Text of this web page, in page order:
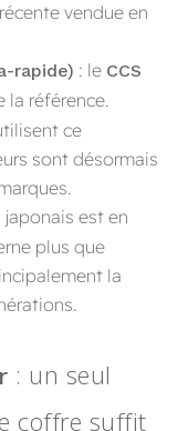
vendue en
rapide) : le CCS
la référence.
ce
sont désormais
japonais est en
plus que
la
: un seul
coffre suffit